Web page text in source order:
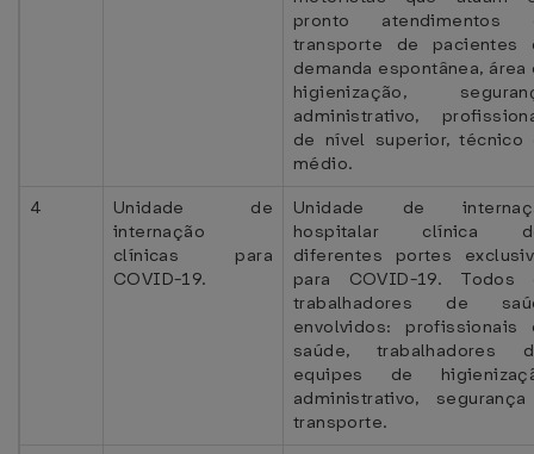
pronto atendimentos
transporte de pacientes
demanda espontânea, área
higienização,
administrativo,
de nível superior, técnico
médio.
4
Unidade de
internação
clínicas para
COVID-19.
Unidade de
hospitalar clínica
diferentes portes
para COVID-19. Todos
trabalhadores de
envolvidos: profissionais
saúde, trabalhadores
equipes de
administrativo,
transporte.